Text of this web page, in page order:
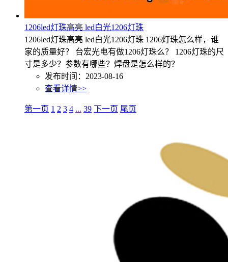
1206led灯珠高亮 led白光1206灯珠
1206led灯珠高亮 led白光1206灯珠 1206灯珠怎么样，谁
家的质量好？ 台宏光电有做1206灯珠么？ 1206灯珠的尺
寸是多少？参数有哪些？焊盘是怎么样的？
发布时间：2023-08-16
查看详情>>
第一页 1 2 3 4 ... 39 下一页 尾页